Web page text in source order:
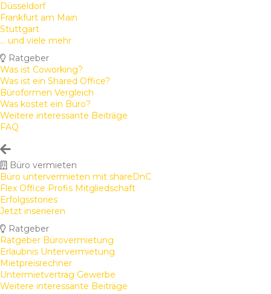
Düsseldorf
Frankfurt am Main
Stuttgart
... und viele mehr
Ratgeber
Was ist Coworking?
Was ist ein Shared Office?
Büroformen Vergleich
Was kostet ein Büro?
Weitere interessante Beiträge
FAQ
Büro vermieten
Büro untervermieten mit shareDnC
Flex Office Profis Mitgliedschaft
Erfolgsstories
Jetzt inserieren
Ratgeber
Ratgeber Bürovermietung
Erlaubnis Untervermietung
Mietpreisrechner
Untermietvertrag Gewerbe
Weitere interessante Beiträge